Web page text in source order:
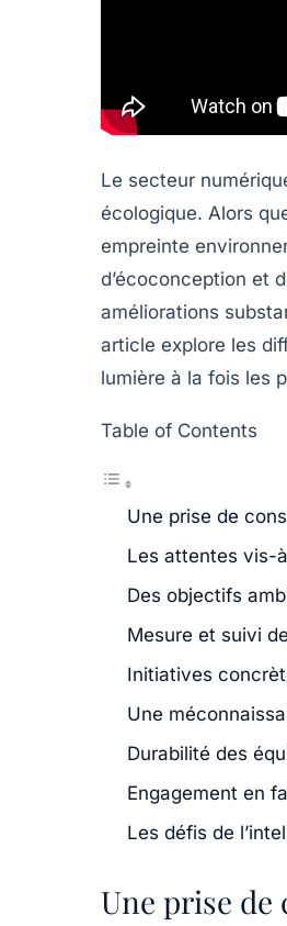
Le secteur
écologique. Alors
empreinte
d’écoconception et
améliorations
article explore les
lumière à la fois les
Table of Contents
Une prise de
Les attentes vis-
Des objectifs
Mesure et suivi
Initiatives
Une
Durabilité des
Engagement en
Les défis de
Une prise de